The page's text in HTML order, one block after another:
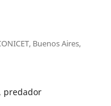
Buenos Aires,
predador